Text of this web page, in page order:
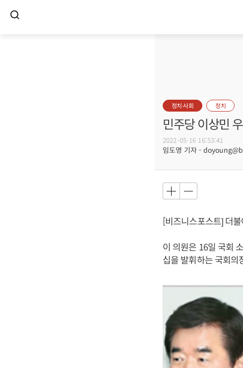
정치·사회 정치
민주당 이상민
2022-05-16 16:53:41
임도영 기자 -
[비즈니스포스트] 더
이 의원은 16일 국회
십을 발휘하는 국회의